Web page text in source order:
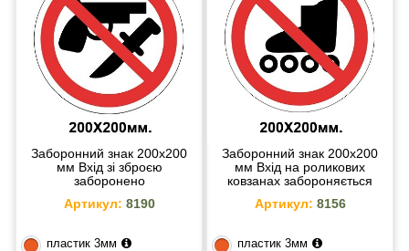
Заборонний знак 200х200
мм Вхід зі зброєю
заборонено
Артикул: 8190
пластик 3мм
Заборонний знак 200х200
мм Вхід на роликових
ковзанах забороняється
Артикул: 8156
пластик 3мм